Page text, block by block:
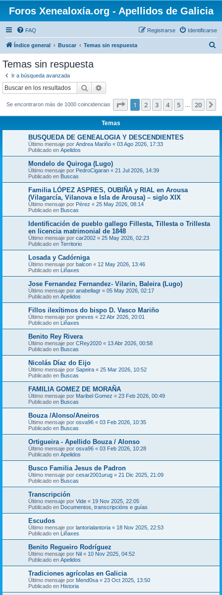
Foros Xenealoxía.org - Apellidos de Galicia
FAQ Identificarse
Registrarse
Índice general Buscar Temas sin respuesta
Temas sin respuesta
Ir a búsqueda avanzada
Buscar
Se encontraron más de 1000 coincidencias Página de 20
1 2 3 4 5 20
Temas
BUSQUEDA DE GENEALOGIA Y DESCENDIENTES
Último mensaje por Andrea Mariño « 03 Ago 2026, 17:33
Publicado en Apelidos
Mondelo de Quiroga (Lugo)
Último mensaje por PedroCigaran « 21 Jul 2026, 14:39
Publicado en Buscas
Familia LÓPEZ ASPRES, OUBIÑA y RIAL en Arousa
(Vilagarcía, Vilanova e Isla de Arousa) – siglo XIX
Último mensaje por Pérez « 25 May 2026, 08:14
Publicado en Buscas
Identificación de pueblo gallego Fillesta, Tillesta o Trillesta
en licencia matrimonial de 1848
Último mensaje por car2002 « 25 May 2026, 02:23
Publicado en Territorio
Losada y Cadórniga
Último mensaje por balcon « 12 May 2026, 13:46
Publicado en Liñaxes
Jose Fernandez Fernandez- Vilarin, Baleira (Lugo)
Último mensaje por anabellagr « 05 May 2026, 02:17
Publicado en Apelidos
Fillos ilexítimos do bispo D. Vasco Mariño
Último mensaje por gneves « 22 Abr 2026, 20:01
Publicado en Liñaxes
Benito Rey Rivera
Último mensaje por CRey2020 « 13 Abr 2026, 00:58
Publicado en Buscas
Nicolás Díaz do Eijo
Último mensaje por Sapeira « 25 Mar 2026, 10:52
Publicado en Buscas
FAMILIA GOMEZ DE MORAÑA
Último mensaje por Maribel Gomez « 23 Feb 2026, 00:49
Publicado en Buscas
Bouza /Alonso/Aneiros
Último mensaje por osva96 « 03 Feb 2026, 10:35
Publicado en Buscas
Ortigueira - Apellido Bouza / Alonso
Último mensaje por osva96 « 03 Feb 2026, 10:28
Publicado en Apelidos
Busco Familia Jesus de Padron
Último mensaje por cesar2001urug « 21 Dic 2025, 21:09
Publicado en Buscas
Transcripción
Último mensaje por Vide « 19 Nov 2025, 22:05
Publicado en Documentos, transcripcións e guías
Escudos
Último mensaje por lantorialantoria « 18 Nov 2025, 22:53
Publicado en Liñaxes
Benito Regueiro Rodríguez
Último mensaje por Nil « 10 Nov 2025, 04:52
Publicado en Apelidos
Tradiciones agrícolas en Galicia
Último mensaje por Mend0sa « 23 Oct 2025, 13:50
Publicado en Historia